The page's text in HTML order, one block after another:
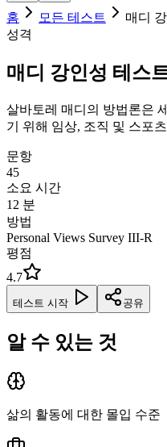
홈 모든 테스트
매디
성격
매디 강인성 테스
살바토레 매디의 방법론은
기 위해 임상, 조직 및 스포
문항
45
소요 시간
12 분
방법
Personal Views Survey III-R
평점
4.7
테스트 시작 공유
알 수 있는 것
삶의 활동에 대한 몰입 수준